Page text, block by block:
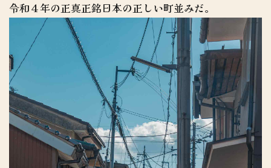
令和４年の正真正銘日本の正しい町並みだ。